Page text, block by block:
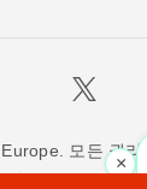
Hi! What is
×
모든 권리